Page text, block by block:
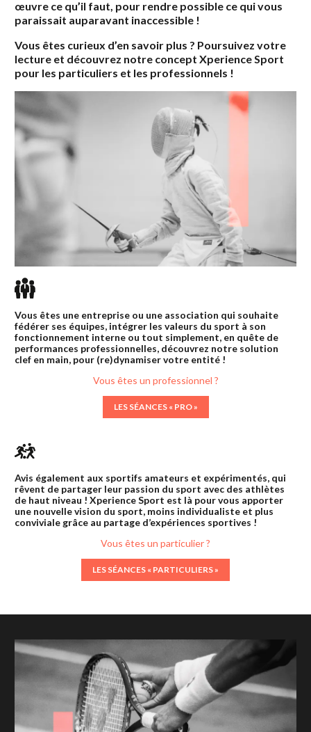
œuvre ce qu’il faut, pour rendre possible ce qui vous
paraissait auparavant inaccessible !
Vous êtes curieux d’en savoir plus ? Poursuivez votre
lecture et découvrez notre concept Xperience Sport
pour les particuliers et les professionnels !
Vous êtes une entreprise ou une association qui souhaite
fédérer ses équipes, intégrer les valeurs du sport à son
fonctionnement interne ou tout simplement, en quête de
performances professionnelles, découvrez notre solution
clef en main, pour (re)dynamiser votre entité !
Vous êtes un professionnel ?
LES SÉANCES « PRO »
Avis également aux sportifs amateurs et expérimentés, qui
rêvent de partager leur passion du sport avec des athlètes
de haut niveau ! Xperience Sport est là pour vous apporter
une nouvelle vision du sport, moins individualiste et plus
conviviale grâce au partage d’expériences sportives !
Vous êtes un particulier ?
LES SÉANCES « PARTICULIERS »